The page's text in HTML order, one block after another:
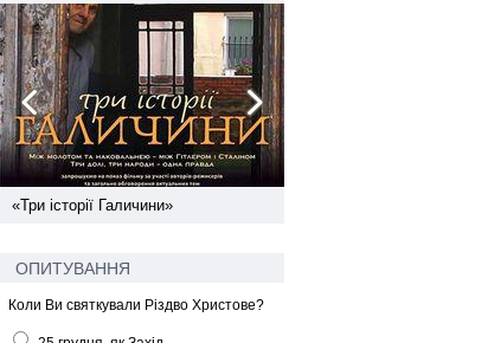
«Три історії Галичини»
ОПИТУВАННЯ
Коли Ви святкували Різдво Христове?